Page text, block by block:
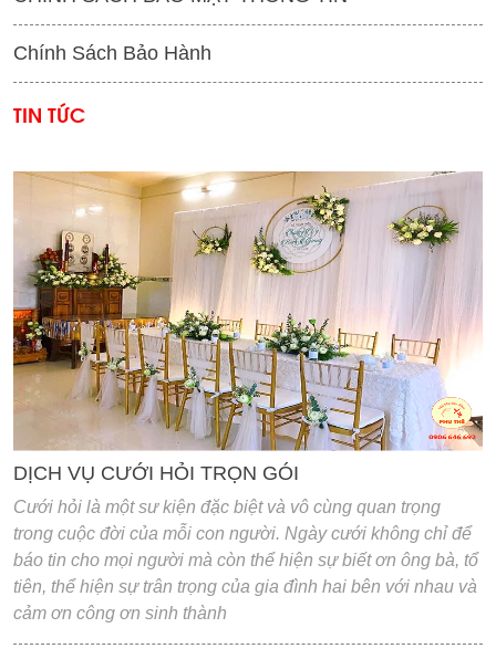
Chính Sách Bảo Hành
TIN TỨC
'
DỊCH VỤ CƯỚI HỎI TRỌN GÓI
Cưới hỏi là một sư kiện đặc biệt và vô cùng quan trọng
trong cuộc đời của mỗi con người. Ngày cưới không chỉ để
báo tin cho mọi người mà còn thể hiện sự biết ơn ông bà, tổ
tiên, thể hiện sự trân trọng của gia đình hai bên với nhau và
cảm ơn công ơn sinh thành